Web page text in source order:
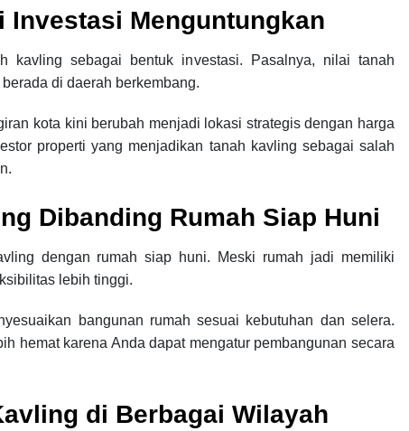
Investasi Menguntungkan
kavling sebagai bentuk investasi. Pasalnya, nilai tanah
di daerah berkembang.
kota kini berubah menjadi lokasi strategis dengan harga
properti yang menjadikan tanah kavling sebagai salah
Dibanding Rumah Siap Huni
dengan rumah siap huni. Meski rumah jadi memiliki
lebih tinggi.
bangunan rumah sesuai kebutuhan dan selera.
hemat karena Anda dapat mengatur pembangunan secara
di Berbagai Wilayah